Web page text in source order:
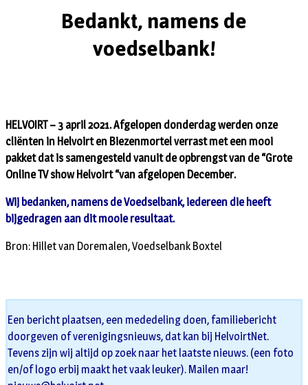
Bedankt, namens de
voedselbank!
HELVOIRT – 3 april 2021. Afgelopen donderdag werden onze
cliënten in Helvoirt en Biezenmortel verrast met een mooi
pakket dat is samengesteld vanuit de opbrengst van de “Grote
Online TV show Helvoirt “van afgelopen December.
Wij bedanken, namens de Voedselbank, iedereen die heeft
bijgedragen aan dit mooie resultaat.
Bron: Hillet van Doremalen, Voedselbank Boxtel
Een bericht plaatsen, een mededeling doen, familiebericht
doorgeven of verenigingsnieuws, dat kan bij HelvoirtNet.
Tevens zijn wij altijd op zoek naar het laatste nieuws. (een foto
en/of logo erbij maakt het vaak leuker). Mailen maar!